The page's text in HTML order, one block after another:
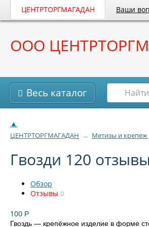
ЦЕНТРТОРГМАГАДАН Ваши
ООО
Весь каталог
▲
ЦЕНТРТОРГМАГАДАН → Метизы и крепеж
Гвозди 120 отзывы
Обзор
Отзывы 0
100 Р
Гвоздь — крепёжное изделие в форме